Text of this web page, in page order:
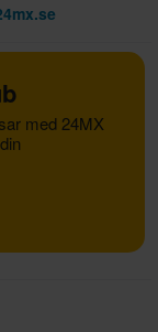
med 24MX